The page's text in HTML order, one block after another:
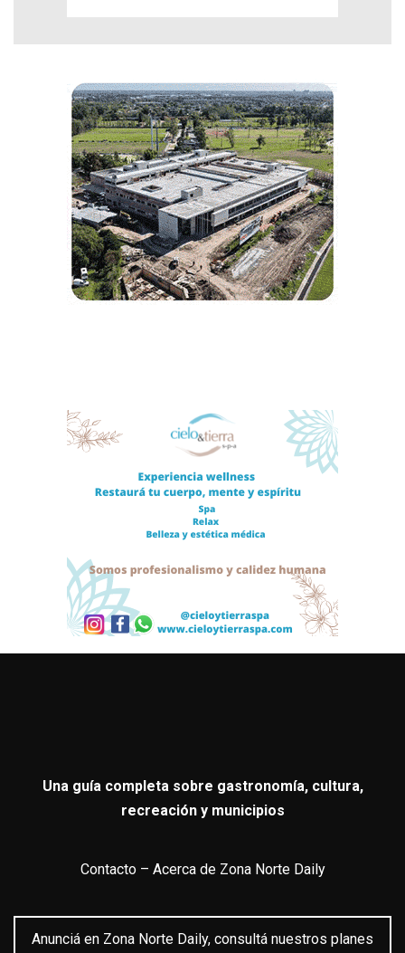
Una guía completa sobre gastronomía, cultura,
recreación y municipios
Contacto– Acerca de Zona Norte Daily
Anunciá en Zona Norte Daily, consultá nuestros planes